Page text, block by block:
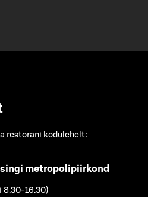
restorani kodulehelt:
metropolipiirkond
8.30-16.30)